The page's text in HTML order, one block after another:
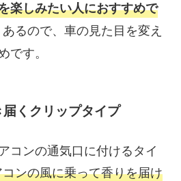
楽しみたい人におすすめで
るので、車の見た目を変え
です。
くクリップタイプ
コンの通気口に付けるタイ
ンの風に乗って香りを届け